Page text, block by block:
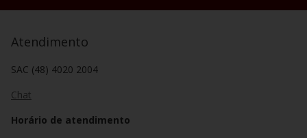
Atendimento
SAC (48) 4020 2004
Chat
Horário de atendimento